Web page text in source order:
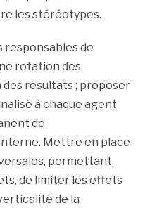
les stéréotypes.
responsables de
rotation des
résultats ; proposer
à chaque agent
de
Mettre en place
permettant,
de limiter les effets
de la